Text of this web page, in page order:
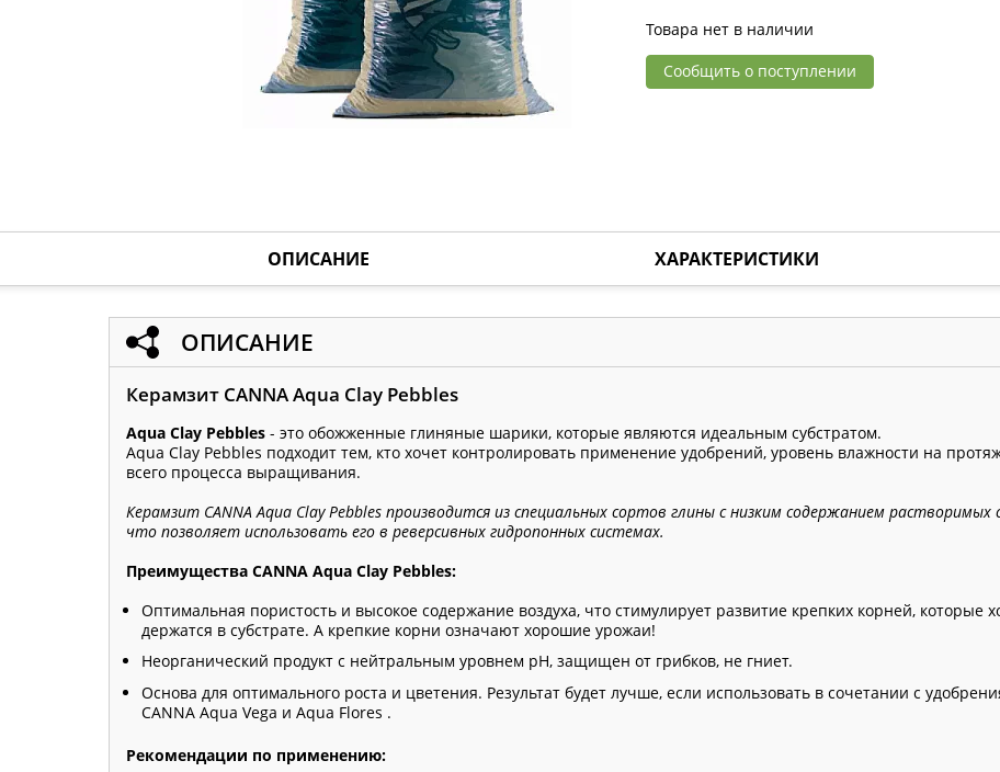
Товара нет в наличии
Сообщить о поступлении
ОПИСАНИЕ ХАРАКТЕРИСТИКИ
ОПИСАНИЕ
Керамзит CANNA Aqua Clay Pebbles
Aqua Clay Pebbles - это обожженные глиняные шарики, которые являются идеальным субстратом.
Aqua Clay Pebbles подходит тем, кто хочет контролировать применение удобрений, уровень влажности на
всего процесса выращивания.
Керамзит CANNA Aqua Clay Pebbles производится из специальных сортов глины с низким содержанием растворимых
что позволяет использовать его в реверсивных гидропонных системах.
Преимущества CANNA Aqua Clay Pebbles:
Оптимальная пористость и высокое содержание воздуха, что стимулирует развитие крепких корней, которые
держатся в субстрате. А крепкие корни означают хорошие урожаи!
Неорганический продукт с нейтральным уровнем рН, защищен от грибков, не гниет.
Основа для оптимального роста и цветения. Результат будет лучше, если использовать в сочетании с
CANNA Aqua Vega и Aqua Flores .
Рекомендации по применению: